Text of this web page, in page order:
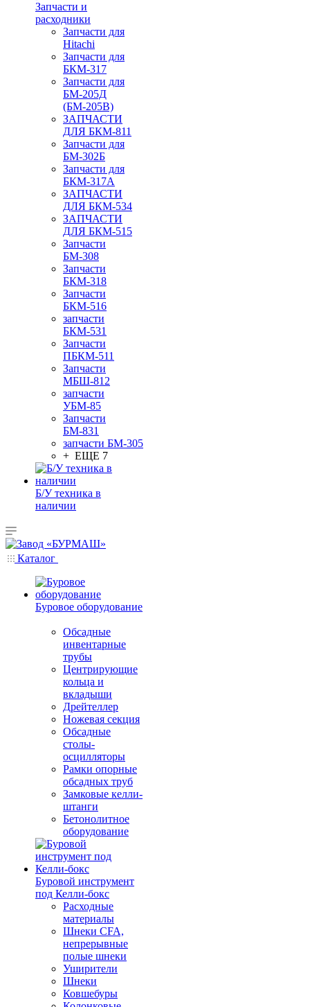
Запчасти и
расходники
Запчасти для
Hitachi
Запчасти для
БКМ-317
Запчасти для
БМ-205Д
(БМ-205В)
ЗАПЧАСТИ
ДЛЯ БКМ-811
Запчасти для
БМ-302Б
Запчасти для
БКМ-317А
ЗАПЧАСТИ
ДЛЯ БКМ-534
ЗАПЧАСТИ
ДЛЯ БКМ-515
Запчасти
БМ-308
Запчасти
БКМ-318
Запчасти
БКМ-516
запчасти
БКМ-531
Запчасти
ПБКМ-511
Запчасти
МБШ-812
запчасти
УБМ-85
Запчасти
БМ-831
запчасти БМ-305
+ ЕЩЕ 7
Б/У техника в
наличии
Каталог
Буровое оборудование
Обсадные
инвентарные
трубы
Центрирующие
кольца и
вкладыши
Дрейтеллер
Ножевая секция
Обсадные
столы-
осцилляторы
Рамки опорные
обсадных труб
Замковые келли-
штанги
Бетонолитное
оборудование
Буровой инструмент
под Келли-бокс
Расходные
материалы
Шнеки CFA,
непрерывные
полые шнеки
Уширители
Шнеки
Ковшебуры